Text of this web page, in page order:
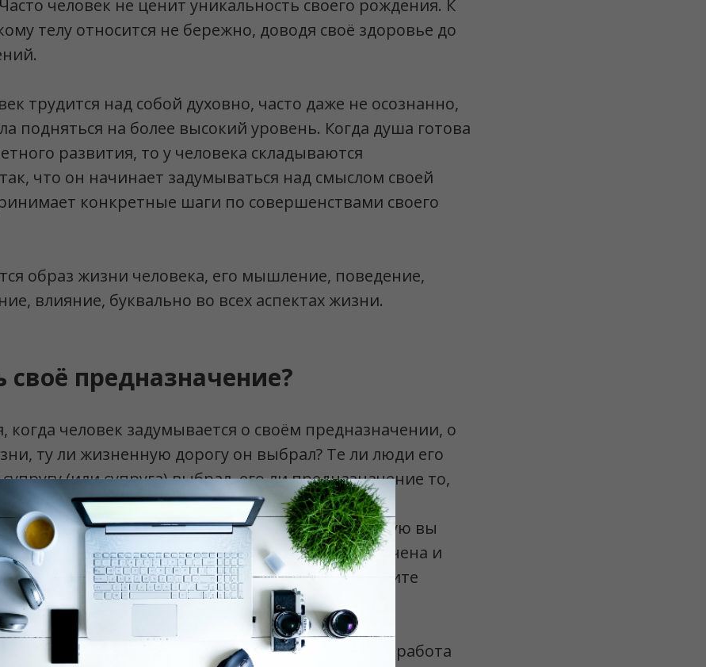
человек не ценит уникальность своего рождения. К
телу относится не бережно, доводя своё здоровье до
трудится над собой духовно, часто даже не осознанно,
подняться на более высокий уровень. Когда душа готова
развития, то у человека складываются
что он начинает задумываться над смыслом своей
конкретные шаги по совершенствами своего
образ жизни человека, его мышление, поведение,
влияние, буквально во всех аспектах жизни.
своё предназначение?
когда человек задумывается о своём предназначении, о
ту ли жизненную дорогу он выбрал? Те ли люди его
(или супруга) выбрал, его ли предназначение то,
работе?
супруга, которая идёт с вами по жизни, которую вы
ней радости и невзгоды та, что вам предназначена и
в коем случае не сомневайтесь. А поблагодарите
она с вами.
работу, которой вы сейчас занимаетесь, то эта работа